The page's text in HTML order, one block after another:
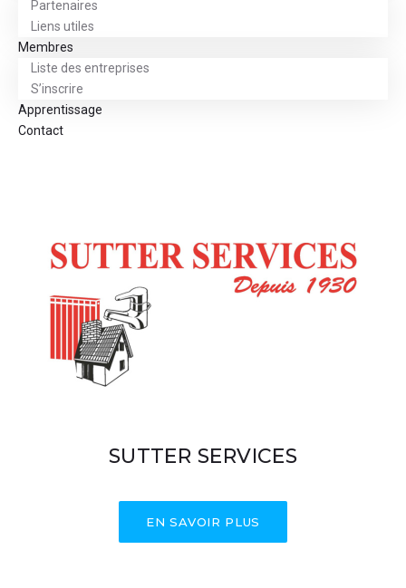
Partenaires
Liens utiles
Membres
Liste des entreprises
S’inscrire
Apprentissage
Contact
SUTTER SERVICES
EN SAVOIR PLUS